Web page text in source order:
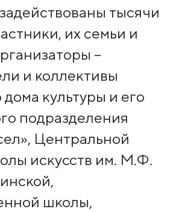
тысячи
их семьи и
–
и коллективы
дома культуры и его
подразделения
Центральной
искусств им. М.Ф.
школы,